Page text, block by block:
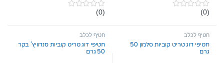
0
t
f
5
(0)
0
t
f
5
(0)
חטיף לכלב
חטיפי דוג טריט קוביות סלמון 50
גרם
חטיף לכלב
חטיפי דוג טריט קוביות סנדוויץ’ בקר
50 גרם